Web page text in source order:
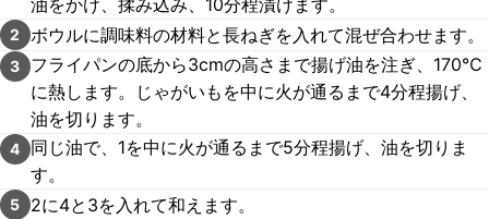
油をかけ、揉み込み、10分程漬けます。
2 ボウルに調味料の材料と長ねぎを入れて混ぜ合わせます。
3
フライパンの底から3cmの高さまで揚げ油を注ぎ、170℃
に熱します。じゃがいもを中に火が通るまで4分程揚げ、
油を切ります。
4
同じ油で、1を中に火が通るまで5分程揚げ、油を切りま
す。
5 2に4と3を入れて和えます。